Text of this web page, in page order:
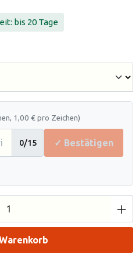
bis 20 Tage
1,00 € pro Zeichen)
0/15 ✓ Bestätigen
den gewünschten